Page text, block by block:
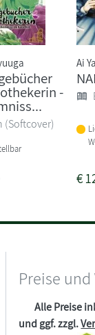
-
(Softcover)
Ai
€
Preise und
Alle Preise
und ggf. zzgl.